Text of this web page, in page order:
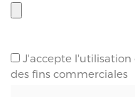
J'accepte l'utilisation
des fins commerciales